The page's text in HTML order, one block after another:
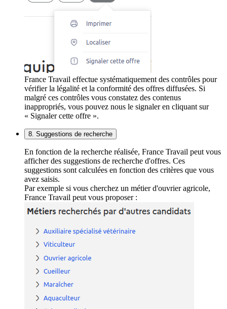
France Travail effectue systématiquement des contrôles pour
vérifier la légalité et la conformité des offres diffusées. Si
malgré ces contrôles vous constatez des contenus
inappropriés, vous pouvez nous le signaler en cliquant sur
« Signaler cette offre ».
8. Suggestions de recherche
En fonction de la recherche réalisée, France Travail peut vous
afficher des suggestions de recherche d'offres. Ces
suggestions sont calculées en fonction des critères que vous
avez saisis.
Par exemple si vous cherchez un métier d'ouvrier agricole,
France Travail peut vous proposer :